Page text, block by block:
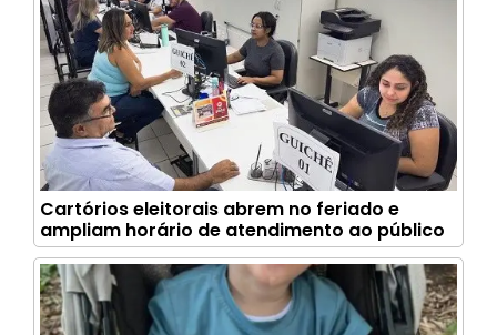
Cartórios eleitorais abrem no feriado e
ampliam horário de atendimento ao público